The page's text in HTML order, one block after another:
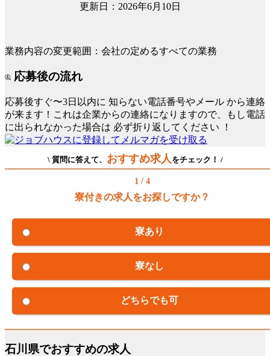
更新日：2026年6月10日
業務内容の変更範囲：会社の定めるすべての業務
応募後の流れ
応募後すぐ〜3日以内に 知らない電話番号やメール から連絡
が来ます！これは企業からの連絡になりますので、もし電話
に出られなかった場合は 必ず折り返してください ！
\ 質問に答えて、 おすすめ求人 をチェック！ /
1 / 4
寮付きの求人をお探しですか？
寮あり
寮なし
どちらでも可
石川県でおすすめの求人